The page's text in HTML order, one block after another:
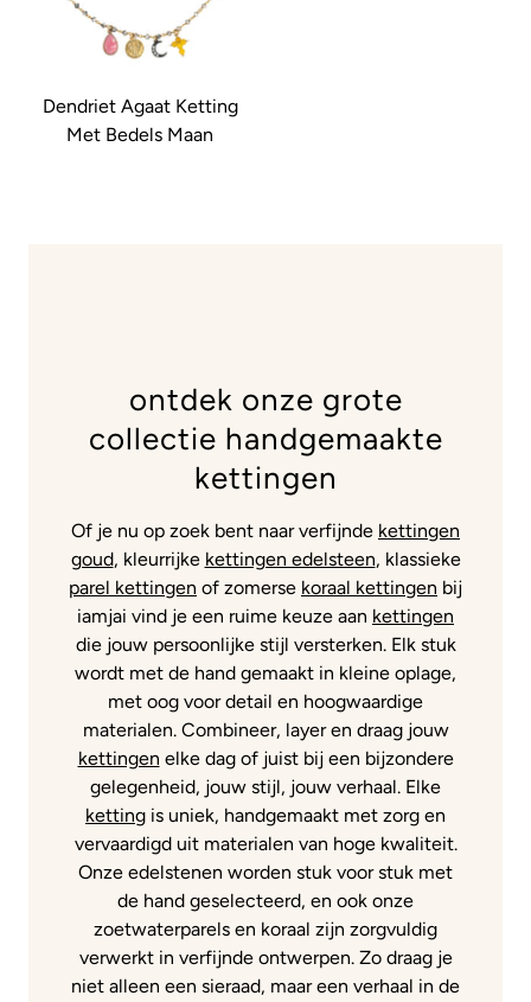
Dendriet Agaat Ketting
Met Bedels Maan
ontdek onze grote
collectie handgemaakte
kettingen
Of je nu op zoek bent naar verfijnde kettingen
goud, kleurrijke kettingen edelsteen, klassieke
parel kettingen of zomerse koraal kettingen bij
iamjai vind je een ruime keuze aan kettingen
die jouw persoonlijke stijl versterken. Elk stuk
wordt met de hand gemaakt in kleine oplage,
met oog voor detail en hoogwaardige
materialen. Combineer, layer en draag jouw
kettingen elke dag of juist bij een bijzondere
gelegenheid, jouw stijl, jouw verhaal. Elke
ketting is uniek, handgemaakt met zorg en
vervaardigd uit materialen van hoge kwaliteit.
Onze edelstenen worden stuk voor stuk met
de hand geselecteerd, en ook onze
zoetwaterparels en koraal zijn zorgvuldig
verwerkt in verfijnde ontwerpen. Zo draag je
niet alleen een sieraad, maar een verhaal in de